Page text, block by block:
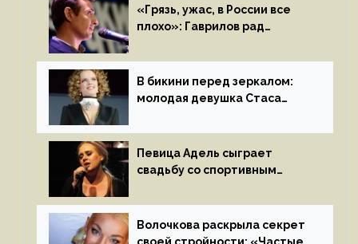
«Грязь, ужас, в России все
плохо»: Гаврилов рад
иноагентов
В бикини перед зеркалом:
молодая девушка Стаса
на камеру
Певица Адель сыграет
свадьбу со спортивным
летом
Волочкова раскрыла секрет
своей стройности: «Частые,